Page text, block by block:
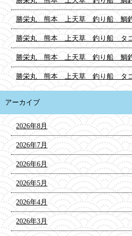
勝栄丸 熊本 上天草 釣り船 鯛
勝栄丸 熊本 上天草 釣り船 タ
勝栄丸 熊本 上天草 釣り船 鯛
勝栄丸 熊本 上天草 釣り船 タ
アーカイブ
2026年8月
2026年7月
2026年6月
2026年5月
2026年4月
2026年3月